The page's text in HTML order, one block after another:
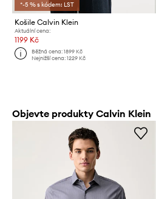
*-5 % s kódem: LST
Košile Calvin Klein
Aktuální cena:
1199 Kč
Běžná cena:1899 Kč
Nejnižší cena:1229 Kč
Objevte produkty Calvin Klein